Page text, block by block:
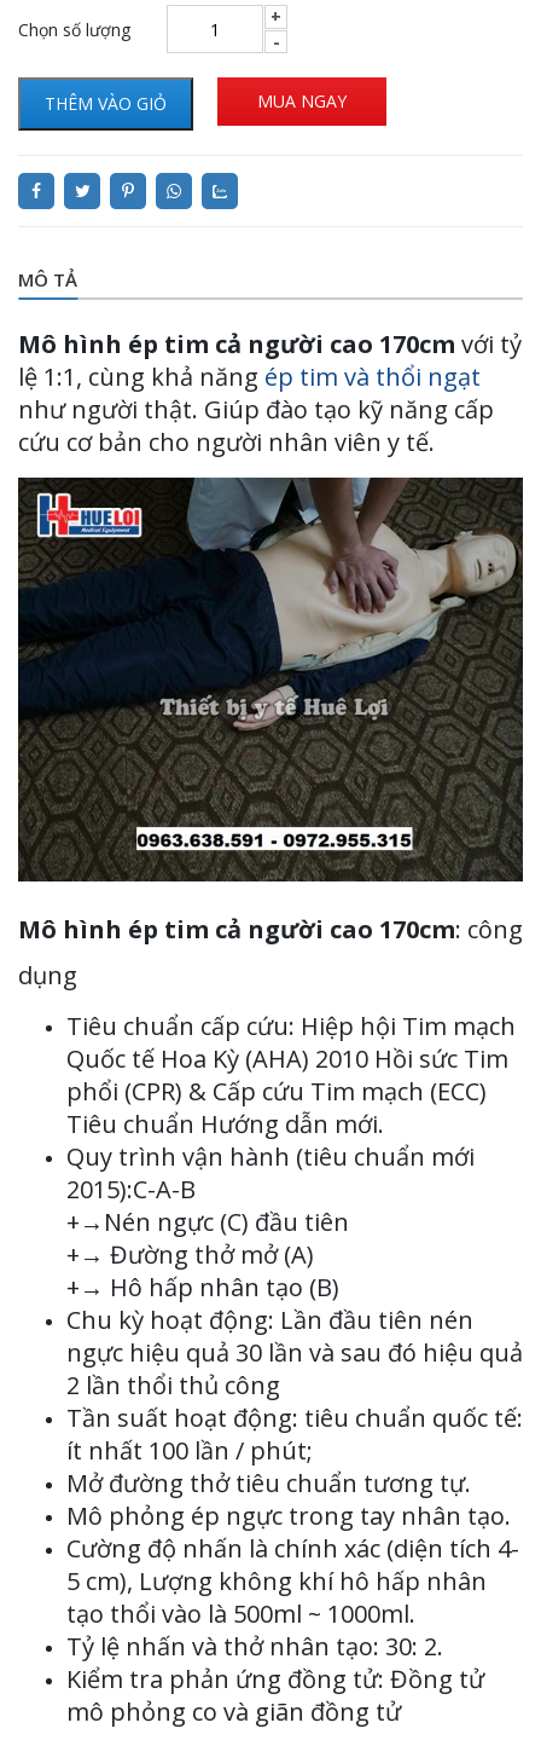
Chọn số lượng
THÊM VÀO GIỎ MUA NGAY
MÔ TẢ
Mô hình ép tim cả người cao 170cm với tỷ
lệ 1:1, cùng khả năng ép tim và thổi ngạt
như người thật. Giúp đào tạo kỹ năng cấp
cứu cơ bản cho người nhân viên y tế.
Mô hình ép tim cả người cao 170cm: công
dụng
Tiêu chuẩn cấp cứu: Hiệp hội Tim mạch
Quốc tế Hoa Kỳ (AHA) 2010 Hồi sức Tim
phổi (CPR) & Cấp cứu Tim mạch (ECC)
Tiêu chuẩn Hướng dẫn mới.
Quy trình vận hành (tiêu chuẩn mới
2015):C-A-B
+→Nén ngực (C) đầu tiên
+→ Đường thở mở (A)
+→ Hô hấp nhân tạo (B)
Chu kỳ hoạt động: Lần đầu tiên nén
ngực hiệu quả 30 lần và sau đó hiệu quả
2 lần thổi thủ công
Tần suất hoạt động: tiêu chuẩn quốc tế:
ít nhất 100 lần / phút;
Mở đường thở tiêu chuẩn tương tự.
Mô phỏng ép ngực trong tay nhân tạo.
Cường độ nhấn là chính xác (diện tích 4-
5 cm), Lượng không khí hô hấp nhân
tạo thổi vào là 500ml ~ 1000ml.
Tỷ lệ nhấn và thở nhân tạo: 30: 2.
Kiểm tra phản ứng đồng tử: Đồng tử
mô phỏng co và giãn đồng tử